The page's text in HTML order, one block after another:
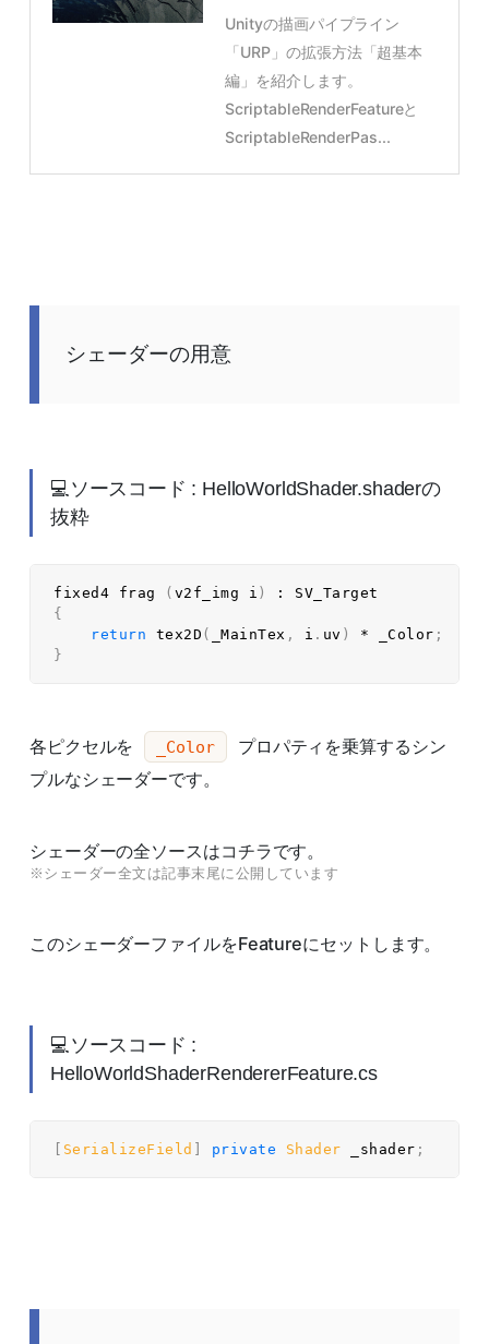
Unityの描画パイプライン
「URP」の拡張方法「超基本
編」を紹介します。
ScriptableRenderFeatureと
ScriptableRenderPas...
シェーダーの用意
💻ソースコード : HelloWorldShader.shaderの
抜粋
fixed4 frag ( v2f_img i ) :
{
return
tex2D ( _MainTex , i . uv ) * _Color ;
}
各ピクセルを _Color
プロパティを乗算するシン
プルなシェーダーです。
シェーダーの全ソースはコチラです。
※シェーダー全文は記事末尾に公開しています
このシェーダーファイルをFeatureにセットします。
💻ソースコード :
HelloWorldShaderRendererFeature.cs
SerializeField private Shader _shader ;